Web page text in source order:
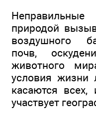
природой
воздушного
почв,
животного
условия
касаются
участвует